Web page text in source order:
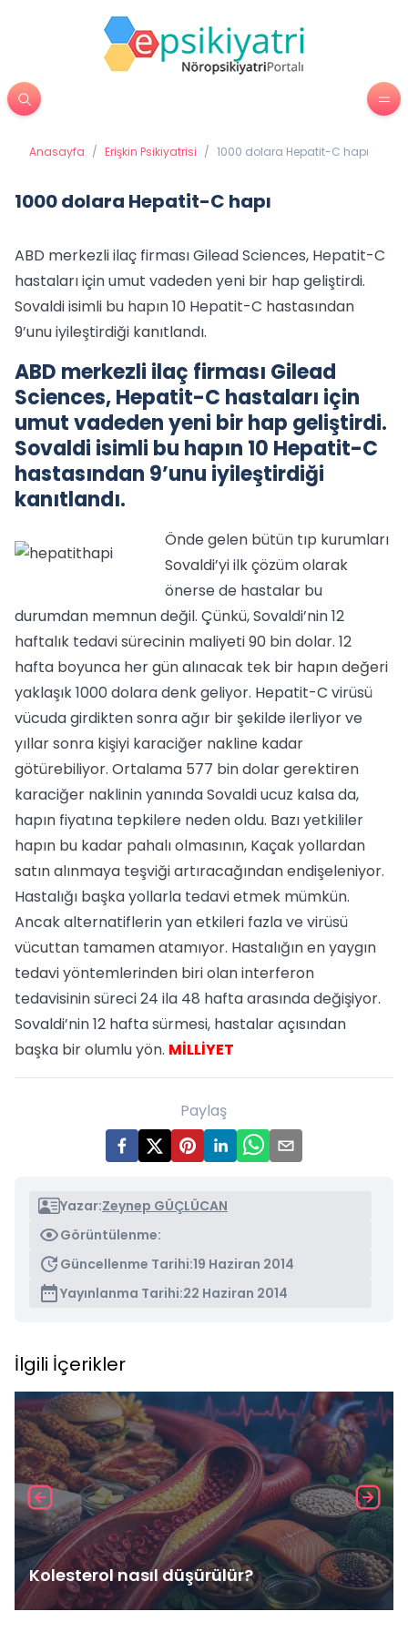
Anasayfa / Erişkin Psikiyatrisi / 1000 dolara Hepatit-C hapı
1000 dolara Hepatit-C hapı
ABD merkezli ilaç firması Gilead Sciences, Hepatit-C
hastaları için umut vadeden yeni bir hap geliştirdi.
Sovaldi isimli bu hapın 10 Hepatit-C hastasından
9’unu iyileştirdiği kanıtlandı.
ABD merkezli ilaç firması Gilead
Sciences, Hepatit-C hastaları için
umut vadeden yeni bir hap geliştirdi.
Sovaldi isimli bu hapın 10 Hepatit-C
hastasından 9’unu iyileştirdiği
kanıtlandı.
Önde gelen bütün tıp kurumları
Sovaldi’yi ilk çözüm olarak
önerse de hastalar bu
durumdan memnun değil. Çünkü, Sovaldi’nin 12
haftalık tedavi sürecinin maliyeti 90 bin dolar. 12
hafta boyunca her gün alınacak tek bir hapın değeri
yaklaşık 1000 dolara denk geliyor. Hepatit-C virüsü
vücuda girdikten sonra ağır bir şekilde ilerliyor ve
yıllar sonra kişiyi karaciğer nakline kadar
götürebiliyor. Ortalama 577 bin dolar gerektiren
karaciğer naklinin yanında Sovaldi ucuz kalsa da,
hapın fiyatına tepkilere neden oldu. Bazı yetkililer
hapın bu kadar pahalı olmasının, Kaçak yollardan
satın alınmaya teşviği artıracağından endişeleniyor.
Hastalığı başka yollarla tedavi etmek mümkün.
Ancak alternatiflerin yan etkileri fazla ve virüsü
vücuttan tamamen atamıyor. Hastalığın en yaygın
tedavi yöntemlerinden biri olan interferon
tedavisinin süreci 24 ila 48 hafta arasında değişiyor.
Sovaldi’nin 12 hafta sürmesi, hastalar açısından
başka bir olumlu yön. MİLLİYET
Paylaş
Yazar:Zeynep GÜÇLÜCAN
Görüntülenme:
Güncellenme Tarihi:19 Haziran 2014
Yayınlanma Tarihi:22 Haziran 2014
İlgili İçerikler
Kolesterol nasıl düşürülür?